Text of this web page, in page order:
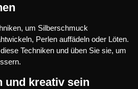
um Silberschmuck
Perlen auffädeln oder Löten.
Techniken und üben Sie sie, um
und kreativ sein